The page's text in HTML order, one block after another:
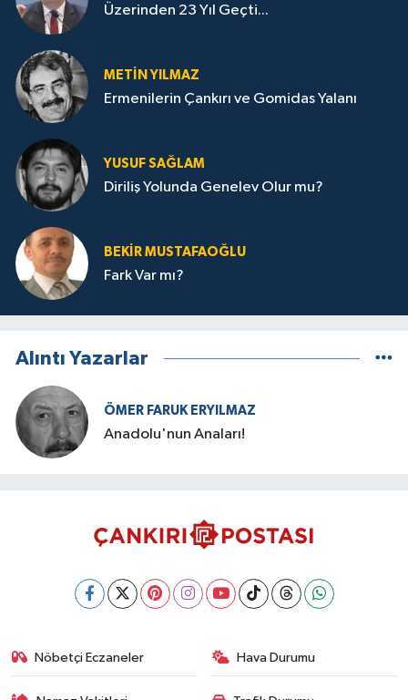
Üzerinden 23 Yıl Geçti...
METIN YILMAZ
Ermenilerin Çankırı ve Gomidas Yalanı
YUSUF SAĞLAM
Diriliş Yolunda Genelev Olur mu?
BEKIR MUSTAFAOĞLU
Fark Var mı?
Alıntı Yazarlar
ÖMER FARUK ERYILMAZ
Anadolu'nun Anaları!
Nöbetçi Eczaneler Hava Durumu